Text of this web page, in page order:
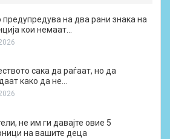
предупредува на два рани знака на
кои немаат…
сака да раѓаат, но да
како да не…
не им ги давајте овие 5
на вашите деца